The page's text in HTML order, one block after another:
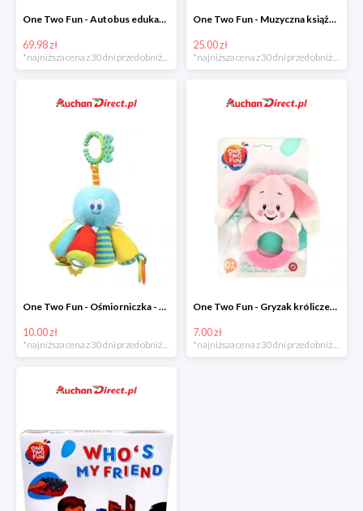
One Two Fun - Autobus edukacyjny w super cenie
69.98 zł
*najniższa cena z 30 dni przed obniżką
One Two Fun - Muzyczna książeczka w super cenie
25.00 zł
*najniższa cena z 30 dni przed obniżką
One Two Fun - Ośmiorniczka - miękka zabawka zawieszana w super cenie
10.00 zł
One Two Fun - Gryzak króliczek w super cenie
7.00 zł